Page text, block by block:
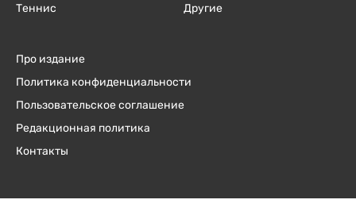
Теннис
Другие
Про издание
Политика конфиденциальности
Пользовательское соглашение
Редакционная политика
Контакты